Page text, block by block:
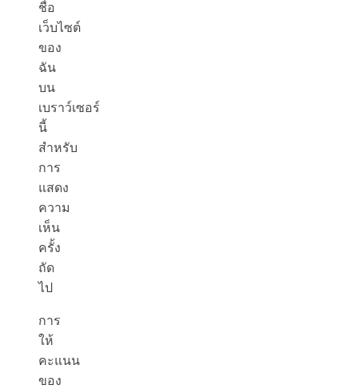
ชื่อ
เว็บไซต์
ของ
ฉัน
บน
เบราว์เซอร์
นี้
สำหรับ
การ
แสดง
ความ
เห็น
ครั้ง
ถัด
ไป
การ
ให้
คะแนน
ของ